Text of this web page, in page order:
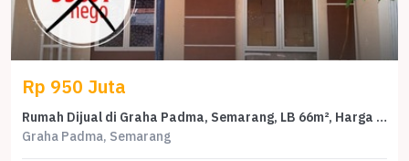
Rp 950 Juta
Rumah Dijual di Graha Padma, Semarang, LB 66m², Harga Terbaik!
Graha Padma, Semarang